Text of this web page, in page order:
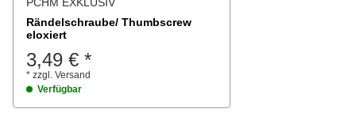
Rändelschraube/ Thumbscrew
eloxiert
3,49 € *
* zzgl. Versand
Verfügbar